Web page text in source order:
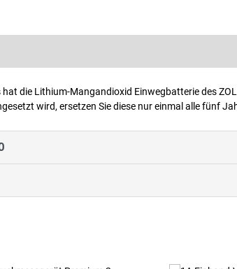
die Lithium-Mangandioxid Einwegbatterie des
wird, ersetzen Sie diese nur einmal alle fünf